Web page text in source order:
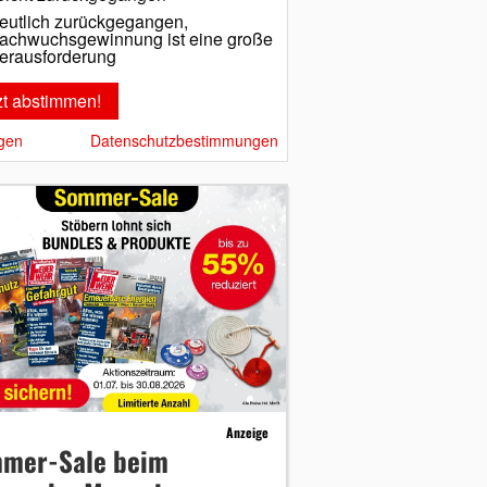
zurückgegangen,
ist eine große
Datenschutzbestimmungen
Anzeige
Sale beim